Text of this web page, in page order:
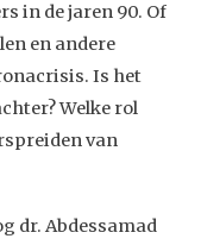
in de jaren 90. Of
en andere
Is het
Welke rol
van
dr. Abdessamad